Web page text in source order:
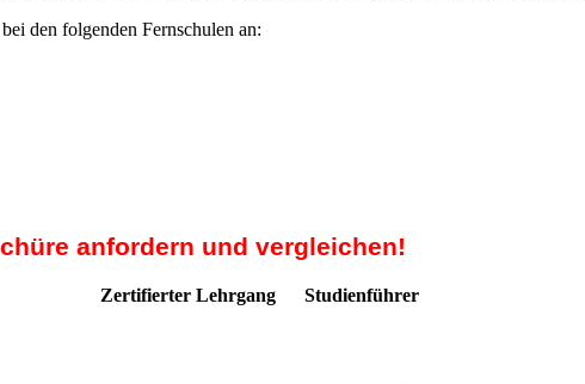
bei den folgenden Fernschulen an:
anfordern und vergleichen!
Zertifierter Lehrgang Studienführer